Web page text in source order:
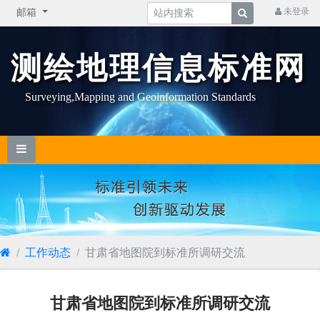
邮箱 未登录
测绘地理信息标准网
Surveying,Mapping and Geoinformation Standards
工作动态 甘肃省地图院到标准所调研交流
甘肃省地图院到标准所调研交流